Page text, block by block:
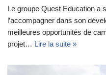
Le groupe Quest Education a
l’accompagner dans son
meilleures opportunités de
projet… Lire la suite »